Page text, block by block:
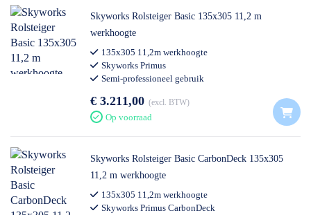
✅Vrijblijvende offerteop maat
✅ Contact:
0511- 40 25 64, of
Skyworks Rolsteiger Basic 135x305 11,2 m
werkhoogte
135x305 11,2m werkhoogte
Skyworks Primus
Semi-professioneel gebruik
€ 3.211,00 excl. BTW
Op voorraad
Skyworks Rolsteiger Basic CarbonDeck 135x305
11,2 m werkhoogte
135x305 11,2m werkhoogte
Skyworks Primus CarbonDeck